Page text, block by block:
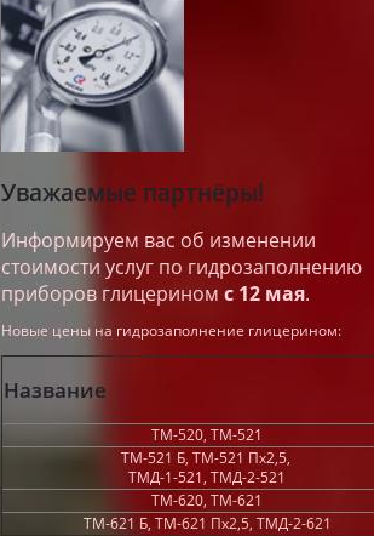
Уважаемые партнёры!
Информируем вас об изменении
стоимости услуг по гидрозаполнению
приборов глицерином с 12 мая.
Новые цены на гидрозаполнение глицерином:
Название
ТМ-520, ТМ-521
ТМ-521 Б, ТМ-521 Пх2,5,
ТМД-1-521, ТМД-2-521
ТМ-620, ТМ-621
ТМ-621 Б, ТМ-621 Пх2,5, ТМД-2-621